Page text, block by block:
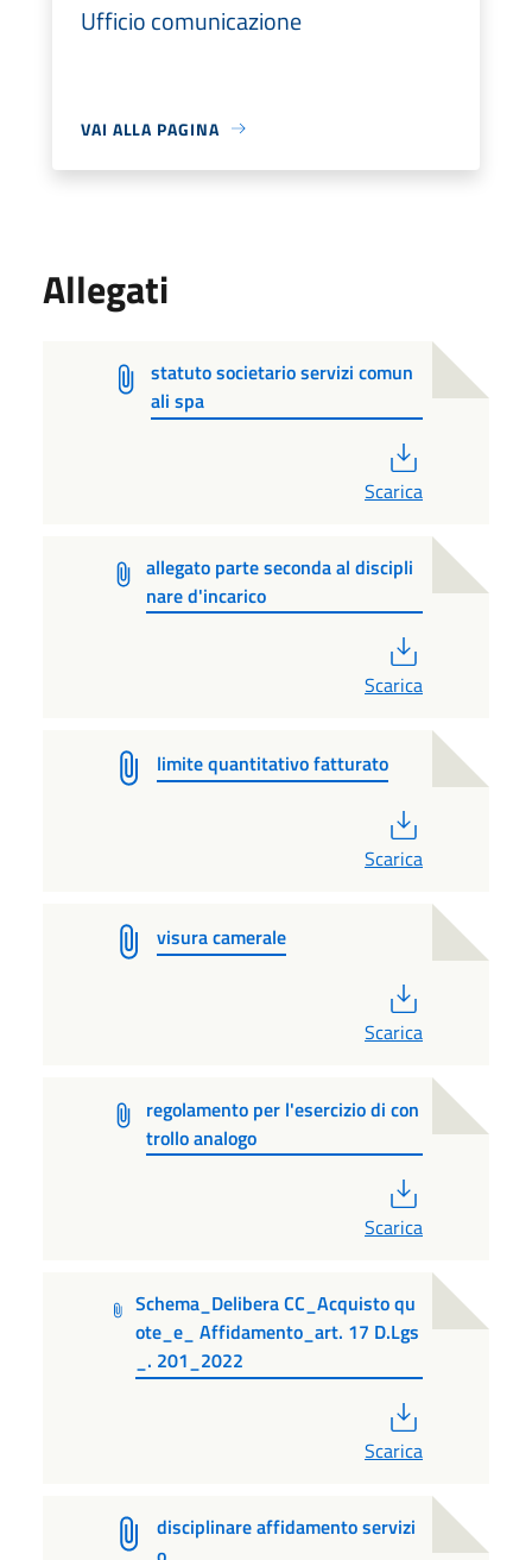
Ufficio comunicazione
VAI ALLA PAGINA
Allegati
statuto societario servizi comun
ali spa
Scarica
allegato parte seconda al discipli
nare d'incarico
Scarica
limite quantitativo fatturato
Scarica
visura camerale
Scarica
regolamento per l'esercizio di con
trollo analogo
Scarica
Schema_Delibera CC_Acquisto qu
ote_e_ Affidamento_art. 17 D.Lgs
_. 201_2022
Scarica
disciplinare affidamento servizi